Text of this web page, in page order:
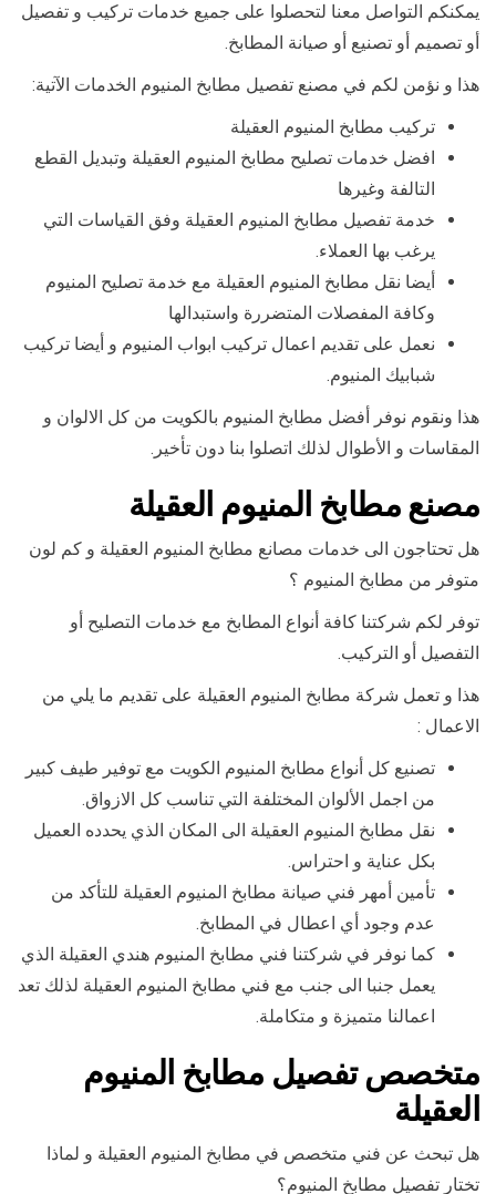
يمكنكم التواصل معنا لتحصلوا على جميع خدمات تركيب و تفصيل
أو تصميم أو تصنيع أو صيانة المطابخ.
هذا و نؤمن لكم في مصنع تفصيل مطابخ المنيوم الخدمات الآتية:
تركيب مطابخ المنيوم العقيلة
افضل خدمات تصليح مطابخ المنيوم العقيلة وتبديل القطع
التالفة وغيرها
خدمة تفصيل مطابخ المنيوم العقيلة وفق القياسات التي
يرغب بها العملاء.
أيضا نقل مطابخ المنيوم العقيلة مع خدمة تصليح المنيوم
وكافة المفصلات المتضررة واستبدالها
نعمل على تقديم اعمال تركيب ابواب المنيوم و أيضا تركيب
شبابيك المنيوم.
هذا ونقوم نوفر أفضل مطابخ المنيوم بالكويت من كل الالوان و
المقاسات و الأطوال لذلك اتصلوا بنا دون تأخير.
مصنع مطابخ المنيوم العقيلة
هل تحتاجون الى خدمات مصانع مطابخ المنيوم العقيلة و كم لون
متوفر من مطابخ المنيوم ؟
توفر لكم شركتنا كافة أنواع المطابخ مع خدمات التصليح أو
التفصيل أو التركيب.
هذا و تعمل شركة مطابخ المنيوم العقيلة على تقديم ما يلي من
الاعمال :
تصنيع كل أنواع مطابخ المنيوم الكويت مع توفير طيف كبير
من اجمل الألوان المختلفة التي تناسب كل الازواق.
نقل مطابخ المنيوم العقيلة الى المكان الذي يحدده العميل
بكل عناية و احتراس.
تأمين أمهر فني صيانة مطابخ المنيوم العقيلة للتأكد من
عدم وجود أي اعطال في المطابخ.
كما نوفر في شركتنا فني مطابخ المنيوم هندي العقيلة الذي
يعمل جنبا الى جنب مع فني مطابخ المنيوم العقيلة لذلك تعد
اعمالنا متميزة و متكاملة.
متخصص تفصيل مطابخ المنيوم
العقيلة
هل تبحث عن فني متخصص في مطابخ المنيوم العقيلة و لماذا
تختار تفصيل مطابخ المنيوم؟